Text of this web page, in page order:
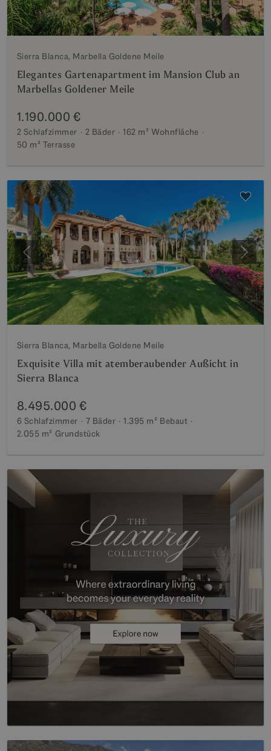
Sierra Blanca, Marbella Goldene Meile
Elegantes Gartenapartment im Mansion Club an
Marbellas Goldener Meile
1.190.000 €
2 Schlafzimmer 2 Bäder 162 m² Wohnfläche
50 m² Terrasse
Vorherige
Sierra Blanca, Marbella Goldene Meile
Exquisite Villa mit atemberaubender Außicht in
Sierra Blanca
8.495.000 €
6 Schlafzimmer 7 Bäder 1.395 m² Bebaut
2.055 m² Grundstück